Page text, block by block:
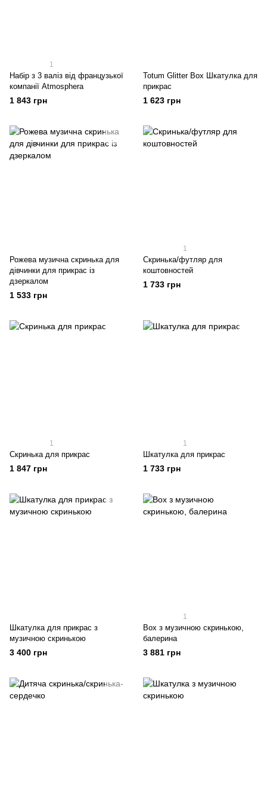
1
Набір з 3 валіз від французької
компанії Atmosphera
1 843 грн
Totum Glitter Box Шкатулка для
прикрас
1 623 грн
Рожева музична скринька для
дівчинки для прикрас із
дзеркалом
1 533 грн
1
Скринька/футляр для
коштовностей
1 733 грн
1
Скринька для прикрас
1 847 грн
1
Шкатулка для прикрас
1 733 грн
Шкатулка для прикрас з
музичною скринькою
3 400 грн
1
Box з музичною скринькою,
балерина
3 881 грн